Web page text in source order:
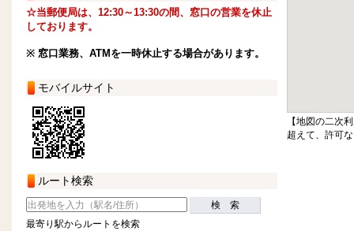
☆当郵便局は、12:30～13:30の間、窓口の営業を休止
しております。
※ 窓口業務、ATMを一時休止する場合があります。
モバイルサイト
ルート検索
検 索
最寄り駅からルートを検索
【地図の二次
超えて、許可